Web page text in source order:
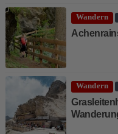
Wandern
Wandern